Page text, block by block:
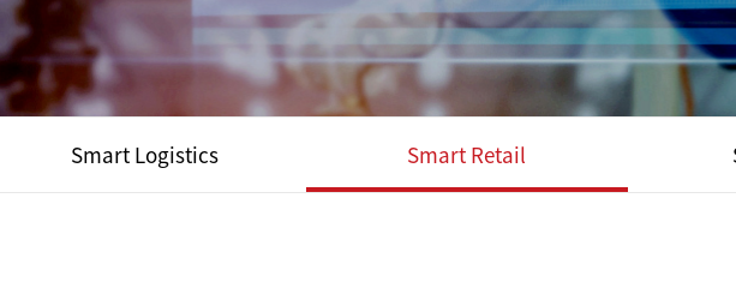
Smart Logistics Smart Retail